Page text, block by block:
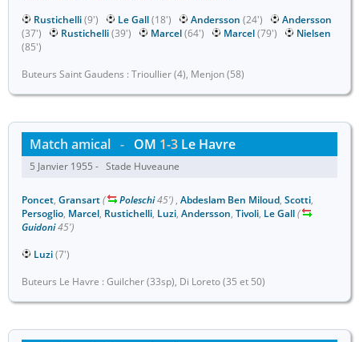
Rustichelli(9') Le Gall(18') Andersson (24')
Andersson
(37')
Rustichelli(39') Marcel(64') Marcel(79')
Nielsen
(85')
Buteurs Saint Gaudens : Trioullier (4), Menjon (58)
Match amical - OM 1-3 Le Havre
5 Janvier 1955 - Stade Huveaune
Poncet, Gransart( Poleschi45') , Abdeslam Ben Miloud, Scotti,
Persoglio, Marcel, Rustichelli, Luzi, Andersson, Tivoli, Le Gall(
Guidoni45')
Luzi(7')
Buteurs Le Havre : Guilcher (33sp), Di Loreto (35 et 50)